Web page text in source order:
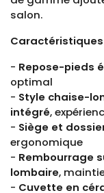
salon.
Caractéristiques
- Repose-pieds
optimal
- Style chaise-
intégré,
- Siège et
ergonomique
- Rembourrage
lombaire,
- Cuvette en